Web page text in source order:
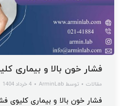
فشار خون بالا و بیماری
مقالات توسط ArminLab 4 خرداد 1404
فشار خون بالا و بیماری کلیوی